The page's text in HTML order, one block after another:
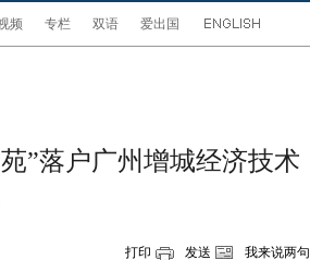
频 专栏 双语 爱出国
”落户广州增城经济技术
打印 发送 我来说两句